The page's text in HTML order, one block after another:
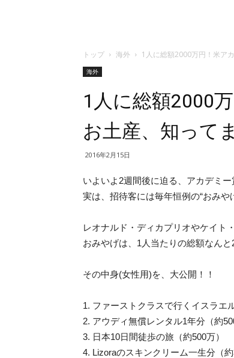
トップ 海外 1人に総額2000万円！米ア
海外
1人に総額2000
お土産、知って
2016年2月15日
いよいよ2週間後に迫る、アカデミー
実は、招待客には毎年恒例の“おみや
レオナルド・ディカプリオやケイト
おみやげは、1人当たりの総額なんと
その中身(女性用)を、大公開！！
1. ファーストクラスで行くイスラエ
2. アウディ無償レンタル1年分（約
3. 日本10日間徒歩の旅（約500万）
4. Lizoraのスキンクリーム一生分（約